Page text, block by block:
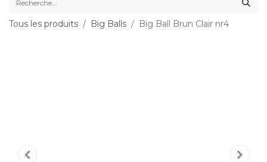
Tous les produits Big Balls Big Ball Brun Clair nr4